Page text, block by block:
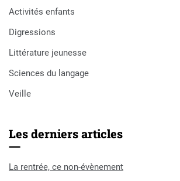
Activités enfants
Digressions
Littérature jeunesse
Sciences du langage
Veille
Les derniers articles
La rentrée, ce non-évènement